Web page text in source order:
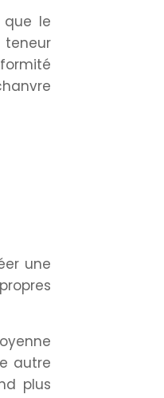
que le
teneur
une
autre
plus